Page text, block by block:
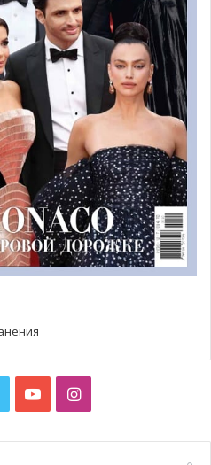
победу и очень много
что встретимся с очень
— добавила тренер
– Я надеюсь, что мы сможем
подняться до лиги NF1».
целей Эрика Элена: «Мы
ритме, чтобы добраться
заслуживает, чтобы его
среди сильнейших на
команды имеется
Monaco Basket Association.
после победы
человек в одном из
болельщиков
YouTubeInstagram